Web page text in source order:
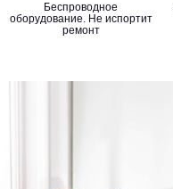
Беспроводное
оборудование. Не испортит
ремонт